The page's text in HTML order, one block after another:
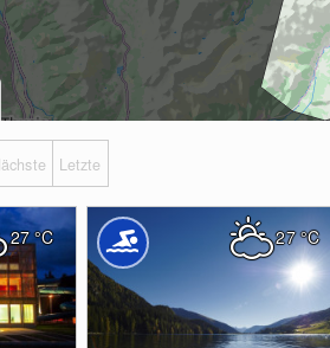
Letzte
27°C 27°C